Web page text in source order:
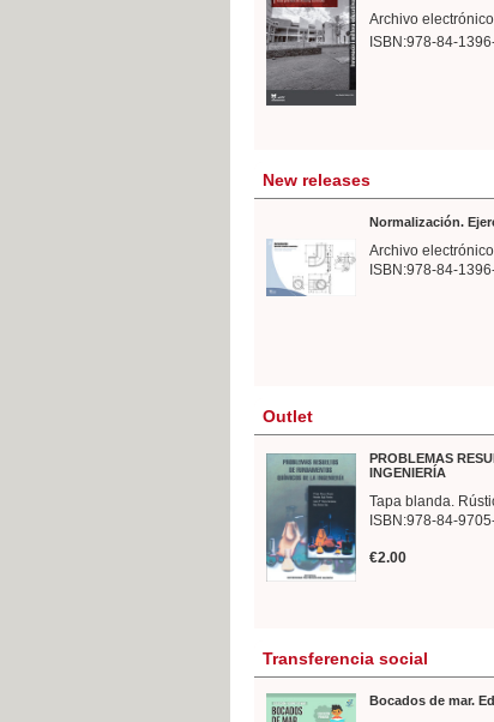
Archivo
ISBN:978-84-
New releases
Normalización.
Archivo
ISBN:978-84-
Outlet
PROBLEMAS
INGENIERÍA
Tapa blanda.
ISBN:978-84-
€2.00
Transferencia social
Bocados de mar.